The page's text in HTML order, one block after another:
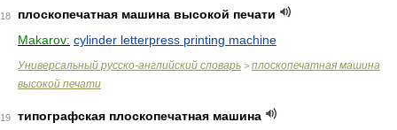
18
плоскопечатная машина высокой печати
Makarov: cylinder letterpress printing machine
Универсальный русско-английский словарь > плоскопечатная машина
высокой печати
19
типографская плоскопечатная машина